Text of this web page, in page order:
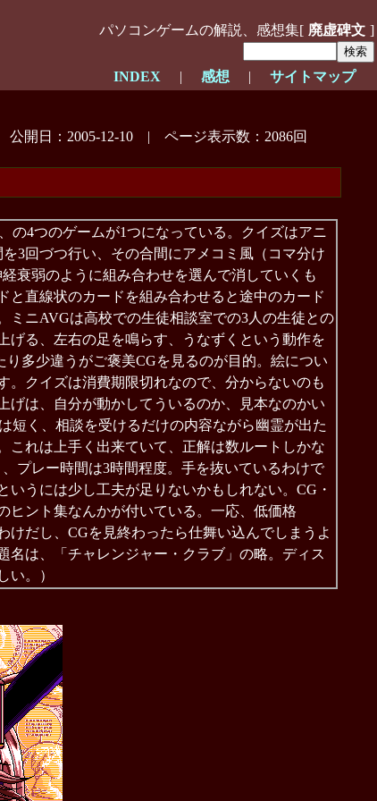
パソコンゲームの解説、感想集[ 廃虚碑文 ]
INDEX | 感想 | サイトマップ
公開日：2005-12-10 | ページ表示数：2086回
の4つのゲームが1つになっている。クイズはアニ
3回づつ行い、その合間にアメコミ風（コマ分け
衰弱のように組み合わせを選んで消していくも
直線状のカードを組み合わせると途中のカード
ミニAVGは高校での生徒相談室での3人の生徒との
げる、左右の足を鳴らす、うなずくという動作を
多少違うがご褒美CGを見るのが目的。絵につい
クイズは消費期限切れなので、分からないのも
げは、自分が動かしてういるのか、見本なのかい
短く、相談を受けるだけの内容ながら幽霊が出た
これは上手く出来ていて、正解は数ルートしかな
プレー時間は3時間程度。手を抜いているわけで
うには少し工夫が足りないかもしれない。CG・
ヒント集なんかが付いている。一応、低価格
けだし、CGを見終わったら仕舞い込んでしまうよ
名は、「チャレンジャー・クラブ」の略。ディス
い。）